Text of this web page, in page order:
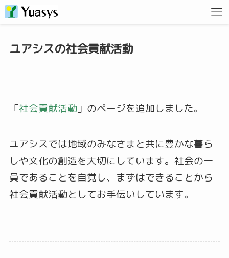
ユアシスの社会貢献活動
「社会貢献活動 」のページを追加しました。
ユアシスでは地域のみなさまと共に豊かな暮ら
しや文化の創造を大切にしています。社会の一
員であることを自覚し、まずはできることから
社会貢献活動としてお手伝いしています。